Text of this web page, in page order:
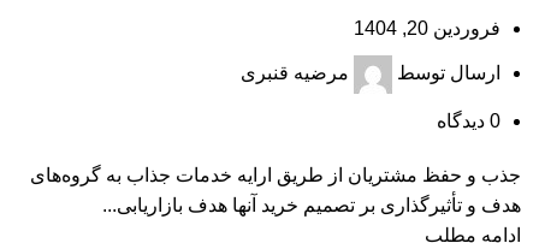
فروردین 20, 1404
ارسال توسط مرضیه قنبری
0 دیدگاه
جذب و حفظ مشتریان از طریق ارایه خدمات جذاب به گروه‌های
هدف و تأثیرگذاری بر تصمیم خرید آنها هدف بازاریابی...
ادامه مطلب